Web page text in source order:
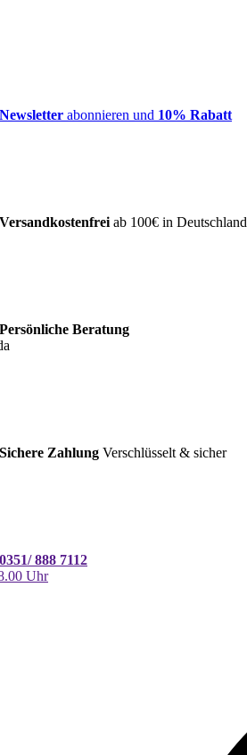
Newsletter abonnieren und 10% Rabatt
Versandkostenfrei ab 100€ in Deutschland
Persönliche Beratung
Sichere Zahlung Verschlüsselt & sicher
0351/ 888 7112
Uhr